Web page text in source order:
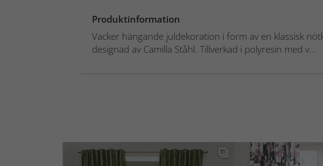
Produktinformation
Vacker hängande juldekoration i form av en klassisk
designad av Camilla Ståhl. Tillverkad i polyresin med v...